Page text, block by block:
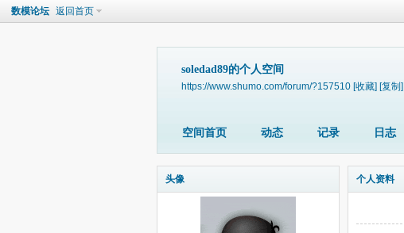
数模论坛 返回首页
soledad89的个人空间
https://www.shumo.com/forum/?157510 [收藏] [复制]
空间首页 动态 记录 日志
头像 个人资料